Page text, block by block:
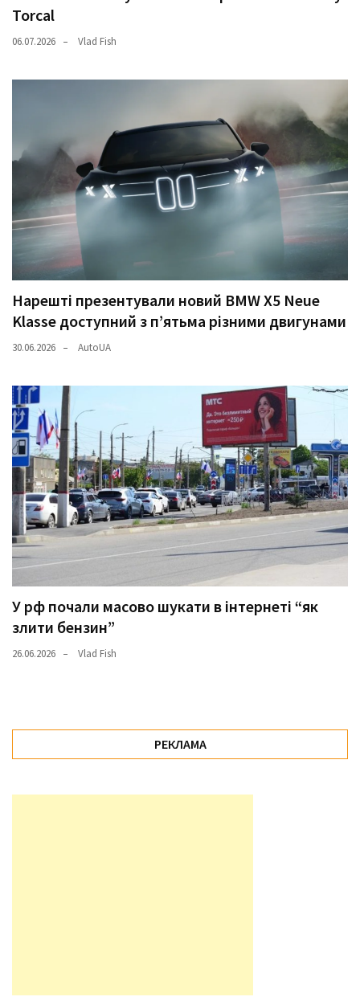
Torcal
06.07.2026 Vlad Fish
Нарешті презентували новий BMW X5 Neue
Klasse доступний з п’ятьма різними двигунами
30.06.2026 AutoUA
У рф почали масово шукати в інтернеті “як
злити бензин”
26.06.2026 Vlad Fish
РЕКЛАМА